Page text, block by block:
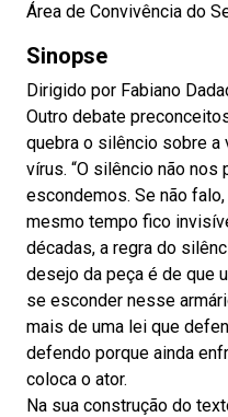
Área de Convivência do
Sinopse
Dirigido por Fabiano
Outro debate
quebra o silêncio sobre
vírus. “O silêncio não nos
escondemos. Se não
mesmo tempo fico
décadas, a regra do
desejo da peça é de que
se esconder nesse
mais de uma lei que
defendo porque ainda
coloca o ator.
Na sua construção do